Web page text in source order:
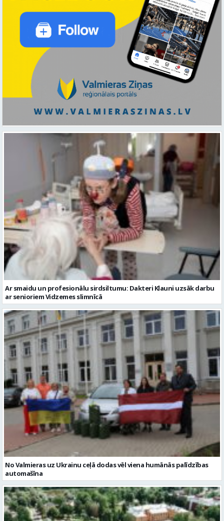
Ar smaidu un profesionālu sirdsiltumu: Dakteri Klauni uzsāk darbu
ar senioriem Vidzemes slimnīcā
No Valmieras uz Ukrainu ceļā dodas vēl viena humānās palīdzības
automašīna